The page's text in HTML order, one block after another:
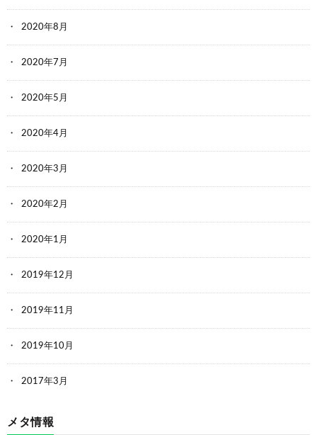
2020年8月
2020年7月
2020年5月
2020年4月
2020年3月
2020年2月
2020年1月
2019年12月
2019年11月
2019年10月
2017年3月
メタ情報